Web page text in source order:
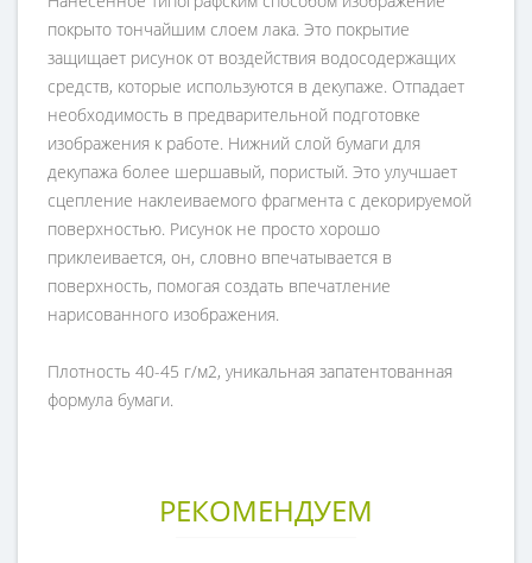
покрыто тончайшим слоем лака. Это покрытие
защищает рисунок от воздействия водосодержащих
средств, которые используются в декупаже. Отпадает
необходимость в предварительной подготовке
изображения к работе. Нижний слой бумаги для
декупажа более шершавый, пористый. Это улучшает
сцепление наклеиваемого фрагмента с декорируемой
поверхностью. Рисунок не просто хорошо
приклеивается, он, словно впечатывается в
поверхность, помогая создать впечатление
нарисованного изображения.
Плотность 40-45 г/м2, уникальная запатентованная
формула бумаги.
РЕКОМЕНДУЕМ